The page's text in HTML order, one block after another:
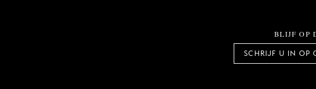
BLIJF OP
SCHRIJF U IN OP